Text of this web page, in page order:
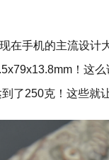
在手机的主流设计
！这
了250克！这些就